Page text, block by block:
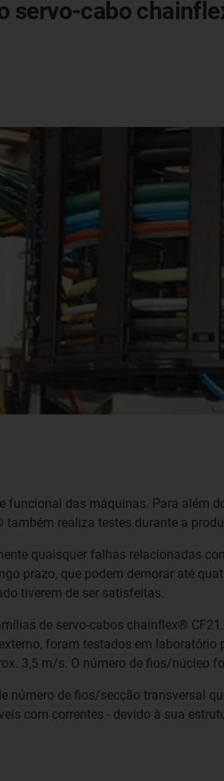
servo-cabo
funcional das máquinas. Para além
realiza testes durante a
quaisquer falhas relacionadas
prazo, que podem demorar até
tiverem de ser satisfeitas.
de servo-cabos chainflex®
foram testados em
3,5 m/s. O número de fios/núcleo
número de fios/secção transversal
com correntes - devido à sua